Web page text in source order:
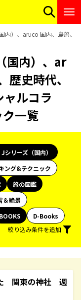
内）、aruco 国内、島旅、
国内）、ar
史時代、
ャルコラ
一覧
シリーズ（国内）
ング&テクニック
旅の図鑑
＆絶景
BOOKS
D-Books
絞り込み条件を追加
関東の神社 週